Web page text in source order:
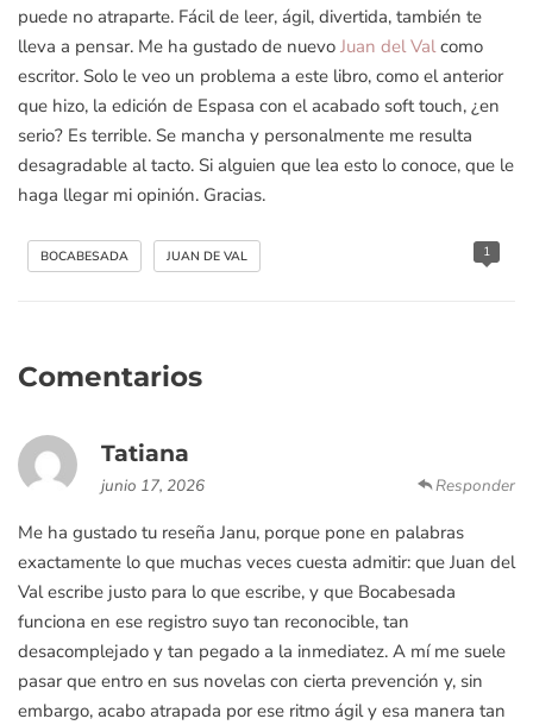
puede no atraparte. Fácil de leer, ágil, divertida, también te
lleva a pensar. Me ha gustado de nuevo Juan del Valcomo
escritor. Solo le veo un problema a este libro, como el anterior
que hizo, la edición de Espasa con el acabado soft touch, ¿en
serio? Es terrible. Se mancha y personalmente me resulta
desagradable al tacto. Si alguien que lea esto lo conoce, que le
haga llegar mi opinión. Gracias.
1
BOCABESADA JUAN DE VAL
Comentarios
Tatiana
junio 17, 2026 Responder
Me ha gustado tu reseña Janu, porque pone en palabras
exactamente lo que muchas veces cuesta admitir: que Juan del
Val escribe justo para lo que escribe, y que Bocabesada
funciona en ese registro suyo tan reconocible, tan
desacomplejado y tan pegado a la inmediatez. A mí me suele
pasar que entro en sus novelas con cierta prevención y, sin
embargo, acabo atrapada por ese ritmo ágil y esa manera tan